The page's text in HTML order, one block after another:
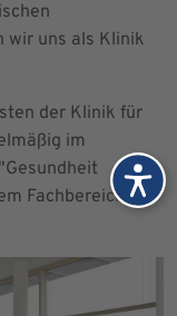
wir uns als Klinik
der Klinik für
im
Fachbereich